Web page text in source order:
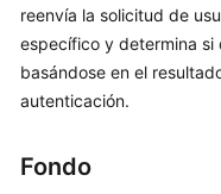
del
usuario
Gestión
de
reenvía la solicitud de
específico y determina si
basándose en el
autenticación.
Fondo